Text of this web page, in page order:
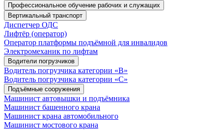
Профессиональное обучение рабочих и служащих
Вертикальный транспорт
Диспетчер ОДС
Лифтёр (оператор)
Оператор платформы подъёмной для инвалидов
Электромеханик по лифтам
Водители погрузчиков
Водитель погрузчика категории «B»
Водитель погрузчика категории «С»
Подъёмные сооружения
Машинист автовышки и подъёмника
Машинист башенного крана
Машинист крана автомобильного
Машинист мостового крана